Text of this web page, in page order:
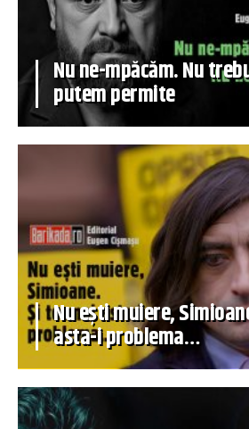
Nu ne-mpăcăm. Nu
putem permite
Nu ești muiere,
asta-i problema…